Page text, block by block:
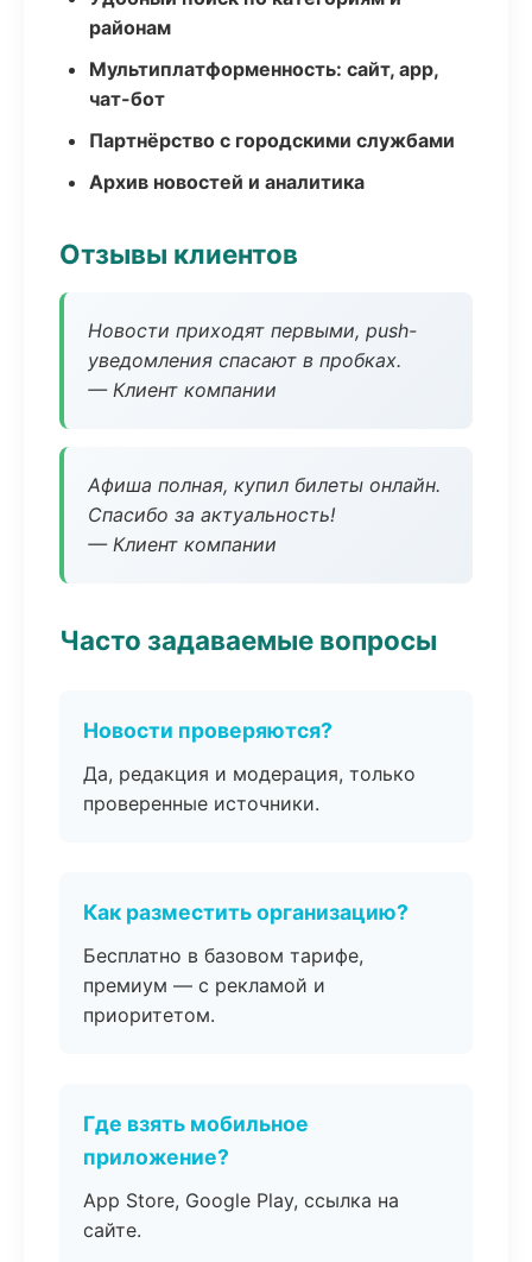
районам
Мультиплатформенность: сайт, app,
чат-бот
Партнёрство с городскими службами
Архив новостей и аналитика
Отзывы клиентов
Новости приходят первыми, push-
уведомления спасают в пробках.
— Клиент компании
Афиша полная, купил билеты онлайн.
Спасибо за актуальность!
— Клиент компании
Часто задаваемые вопросы
Новости проверяются?
Да, редакция и модерация, только
проверенные источники.
Как разместить организацию?
Бесплатно в базовом тарифе,
премиум — с рекламой и
приоритетом.
Где взять мобильное
приложение?
App Store, Google Play, ссылка на
сайте.